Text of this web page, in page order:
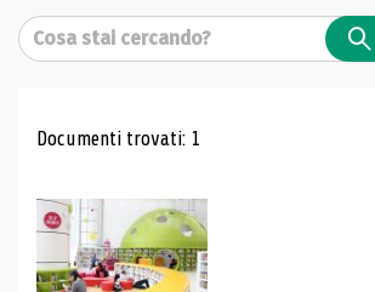
Cerca
Risultati di ricerca
Documenti trovati: 1